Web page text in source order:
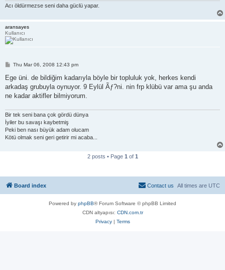
Acı öldürmezse seni daha güclü yapar.
aransayes
Kullanıcı
P
s
t
Thu Mar 06, 2008 12:43 pm
Ege üni. de bildiğim kadarıyla böyle bir topluluk yok, herkes kendi
arkadaş grubuyla oynuyor. 9 Eylül Ãƒ?ni. nin frp klübü var ama şu anda
ne kadar aktifler bilmiyorum.
Bir tek seni bana çok gördü dünya
İyiler bu savaşı kaybetmiş
Peki ben nası büyük adam olucam
Kötü olmak seni geri getirir mi acaba...
2 posts • Page 1 of 1
Board index All times are UTC
Contact us
Powered by phpBB® Forum Software © phpBB Limited
CDN altyapısı: CDN.com.tr
Privacy| Terms